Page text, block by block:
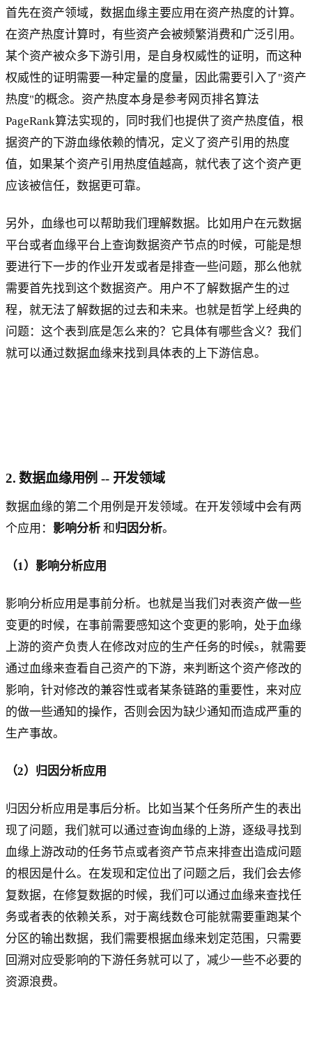
首先在资产领域，数据血缘主要应用在资产热度的计算。
在资产热度计算时，有些资产会被频繁消费和广泛引用。
某个资产被众多下游引用，是自身权威性的证明，而这种
权威性的证明需要一种定量的度量，因此需要引入了"资产
热度"的概念。资产热度本身是参考网页排名算法
PageRank算法实现的，同时我们也提供了资产热度值，根
据资产的下游血缘依赖的情况，定义了资产引用的热度
值，如果某个资产引用热度值越高，就代表了这个资产更
应该被信任，数据更可靠。
另外，血缘也可以帮助我们理解数据。比如用户在元数据
平台或者血缘平台上查询数据资产节点的时候，可能是想
要进行下一步的作业开发或者是排查一些问题，那么他就
需要首先找到这个数据资产。用户不了解数据产生的过
程，就无法了解数据的过去和未来。也就是哲学上经典的
问题：这个表到底是怎么来的？它具体有哪些含义？我们
就可以通过数据血缘来找到具体表的上下游信息。
2. 数据血缘用例 -- 开发领域
数据血缘的第二个用例是开发领域。在开发领域中会有两
个应用： 影响分析 和 归因分析。
（1）影响分析应用
影响分析应用是事前分析。也就是当我们对表资产做一些
变更的时候，在事前需要感知这个变更的影响，处于血缘
上游的资产负责人在修改对应的生产任务的时候s，就需要
通过血缘来查看自己资产的下游，来判断这个资产修改的
影响，针对修改的兼容性或者某条链路的重要性，来对应
的做一些通知的操作，否则会因为缺少通知而造成严重的
生产事故。
（2）归因分析应用
归因分析应用是事后分析。比如当某个任务所产生的表出
现了问题，我们就可以通过查询血缘的上游，逐级寻找到
血缘上游改动的任务节点或者资产节点来排查出造成问题
的根因是什么。在发现和定位出了问题之后，我们会去修
复数据，在修复数据的时候，我们可以通过血缘来查找任
务或者表的依赖关系，对于离线数仓可能就需要重跑某个
分区的输出数据，我们需要根据血缘来划定范围，只需要
回溯对应受影响的下游任务就可以了，减少一些不必要的
资源浪费。